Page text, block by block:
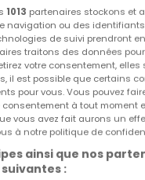
1013 partenaires stockons et
navigation ou des
de suivi prendront
traitons des données
votre consentement,
il est possible que certains
pour vous. Vous pouvez
consentement à tout moment
vous avez fait aurons un
à notre politique de
ainsi que nos
: